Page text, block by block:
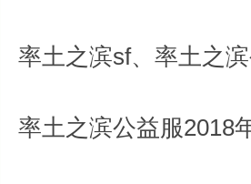
率土之滨sf、率土之
率土之滨公益服